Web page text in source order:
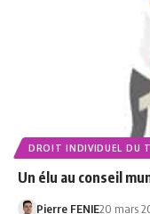
DROIT INDIVIDUEL DU
Un élu au conseil
Pierre FENIE20 mars